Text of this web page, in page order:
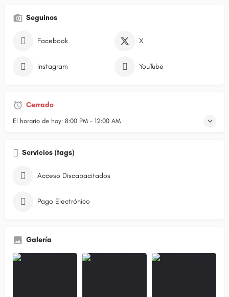
Seguinos
Facebook X
Instagram YouTube
Cerrado
El horario de hoy: 8:00 PM - 12:00 AM
Servicios (tags)
Acceso Discapacitados
Pago Electrónico
Galería